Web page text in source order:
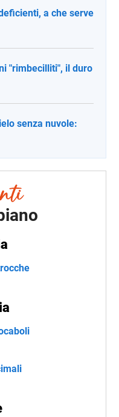
a che serve
"rimbecilliti", il duro
senza nuvole: